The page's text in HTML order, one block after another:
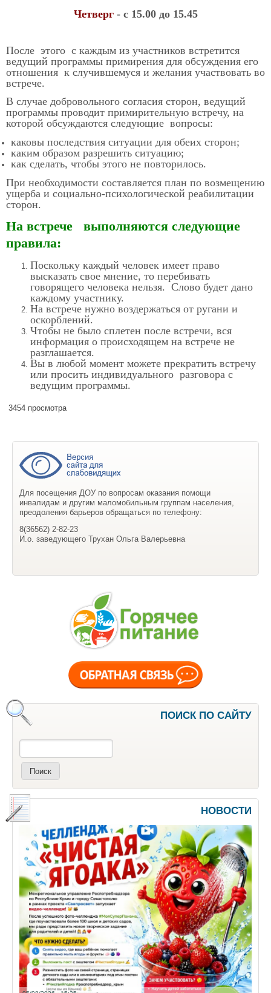
Четверг- с 15.00 до 15.45
После этого с каждым из участников встретится
ведущий программы примирения для обсуждения его
отношения к случившемуся и желания участвовать во
встрече.
В случае добровольного согласия сторон, ведущий
программы проводит примирительную встречу, на
которой обсуждаются следующие вопросы:
каковы последствия ситуации для обеих сторон;
каким образом разрешить ситуацию;
как сделать, чтобы этого не повторилось.
При необходимости составляется план по возмещению
ущерба и социально-психологической реабилитации
сторон.
На встрече выполняются следующие
правила:
Поскольку каждый человек имеет право
высказать свое мнение, то перебивать
говорящего человека нельзя. Слово будет дано
каждому участнику.
На встрече нужно воздержаться от ругани и
оскорблений.
Чтобы не было сплетен после встречи, вся
информация о происходящем на встрече не
разглашается.
Вы в любой момент можете прекратить встречу
или просить индивидуального разговора с
ведущим программы.
3454 просмотра
Для посещения ДОУ по вопросам оказания помощи
инвалидам и другим маломобильным группам населения,
преодоления барьеров обращаться по телефону:
8(36562) 2-82-23
И.о. заведующего Трухан Ольга Валерьевна
ПОИСК ПО САЙТУ
Поиск
НОВОСТИ